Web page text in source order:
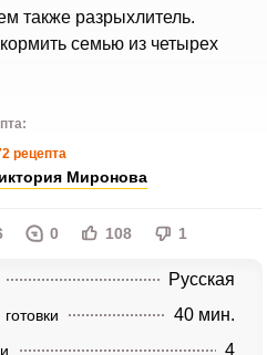
также разрыхлитель.
семью из четырех
рецепта
Миронова
0 108 1
Русская
40 мин.
4